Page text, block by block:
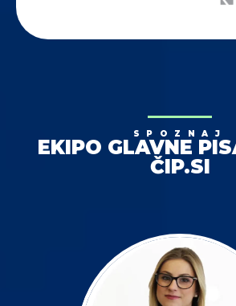
SPOZNAJ
EKIPO GLAVNE
ČIP.SI